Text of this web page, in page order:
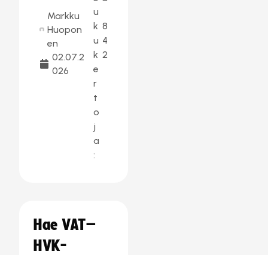
Markku
Huopon
en
02.07.2
026
u
k
u
k
e
r
t
o
j
a
:
8
4
2
Hae VAT–
HVK-